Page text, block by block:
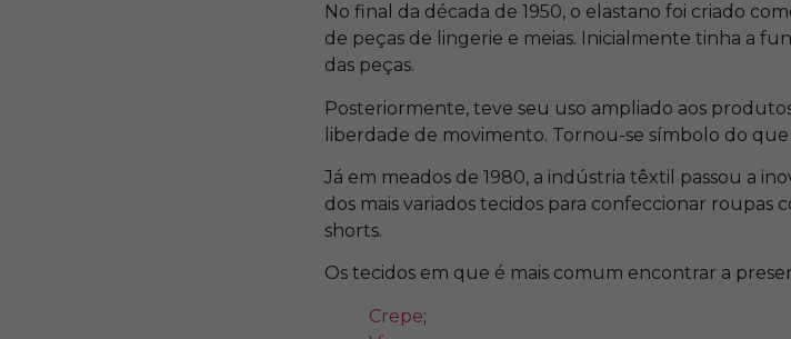
No final da década de 1950, o elastano foi criado
de peças de lingerie e meias. Inicialmente tinha a
das peças.
Posteriormente, teve seu uso ampliado aos
liberdade de movimento. Tornou-se símbolo do
Já em meados de 1980, a indústria têxtil passou a
dos mais variados tecidos para confeccionar roupas
shorts.
Os tecidos em que é mais comum encontrar a
Crepe;